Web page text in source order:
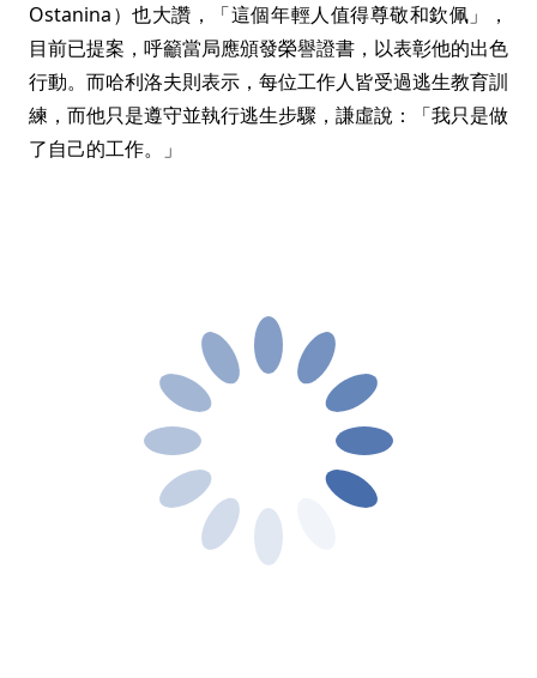
Ostanina）也大讚，「這個年輕人值得尊敬和欽佩」，
目前已提案，呼籲當局應頒發榮譽證書，以表彰他的出色
行動。而哈利洛夫則表示，每位工作人皆受過逃生教育訓
練，而他只是遵守並執行逃生步驟，謙虛說：「我只是做
了自己的工作。」